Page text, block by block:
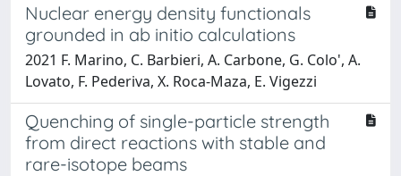
Nuclear energy density functionals
grounded in ab initio calculations
2021 F. Marino, C. Barbieri, A. Carbone, G. Colo', A.
Lovato, F. Pederiva, X. Roca-Maza, E. Vigezzi
Quenching of single-particle strength
from direct reactions with stable and
rare-isotope beams